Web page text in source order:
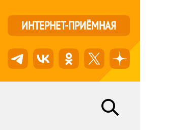
ИНТЕРНЕТ-ПРИЁМНАЯ